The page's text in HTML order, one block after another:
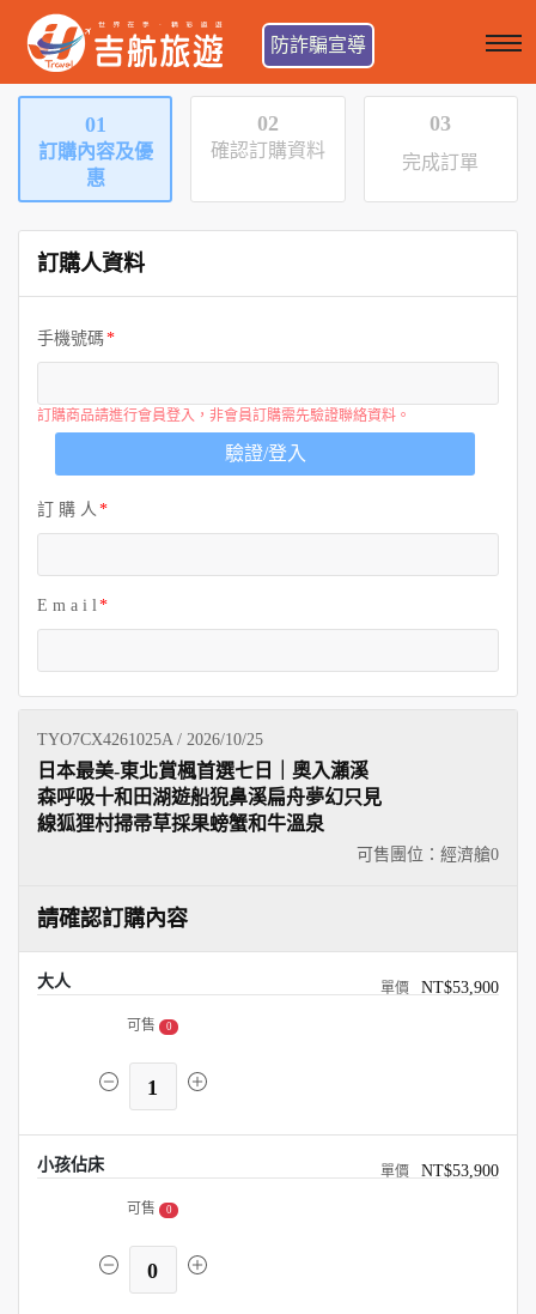
防詐騙宣導
01
訂購內容及優
惠
02
確認訂購資料
03
完成訂單
訂購人資料
手機號碼
訂購商品請進行會員登入，非會員訂購需先驗證聯絡資料。
驗證/登入
訂 購 人
E m a i l
TYO7CX4261025A / 2026/10/25
可售團位：經濟艙0
日本最美-東北賞楓首選七日｜奧入瀨溪
森呼吸十和田湖遊船猊鼻溪扁舟夢幻只見
線狐狸村掃帚草採果螃蟹和牛溫泉
請確認訂購內容
大人 NT$53,900
可售 0
1
小孩佔床 NT$53,900
可售 0
0